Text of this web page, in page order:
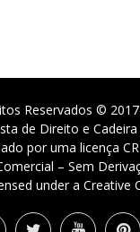
Reservados ©
de Direito e
por uma licença
– Sem
under a Creative